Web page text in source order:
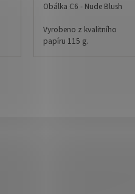
Obálka C6 - Nude Blush
Vyrobeno z kvalitního
papíru 115 g.